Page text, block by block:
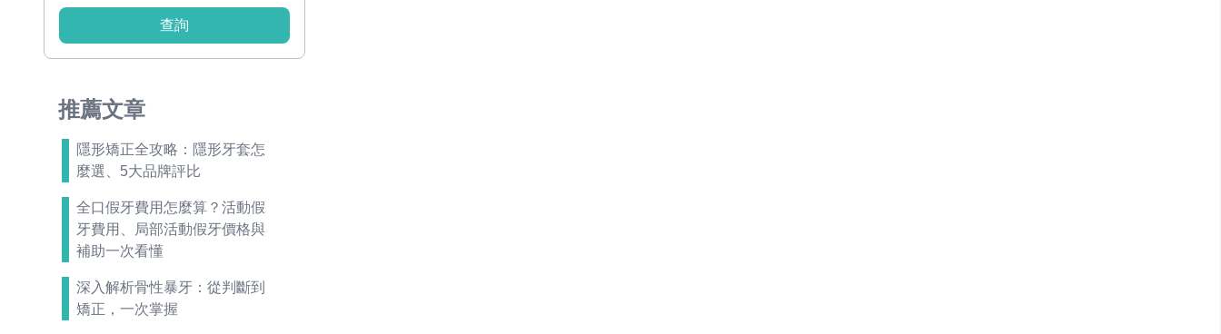
查詢
推薦文章
隱形矯正全攻略：隱形牙套怎
麼選、5大品牌評比
全口假牙費用怎麼算？活動假
牙費用、局部活動假牙價格與
補助一次看懂
深入解析骨性暴牙：從判斷到
矯正，一次掌握